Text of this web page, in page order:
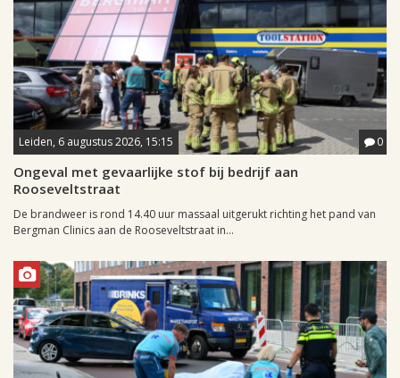
Leiden, 6 augustus 2026, 15:15 0
Ongeval met gevaarlijke stof bij bedrijf aan
Rooseveltstraat
De brandweer is rond 14.40 uur massaal uitgerukt richting het pand van
Bergman Clinics aan de Rooseveltstraat in...